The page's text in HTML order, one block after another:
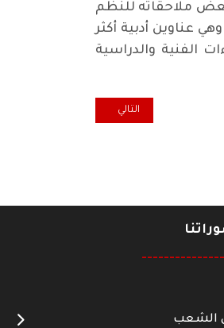
ملاحقاته للنظم
عناوين أدبية أكثر
الفنية والدراسية
المقال التالي: الشاعر والمؤرخ
التالي
الشعب